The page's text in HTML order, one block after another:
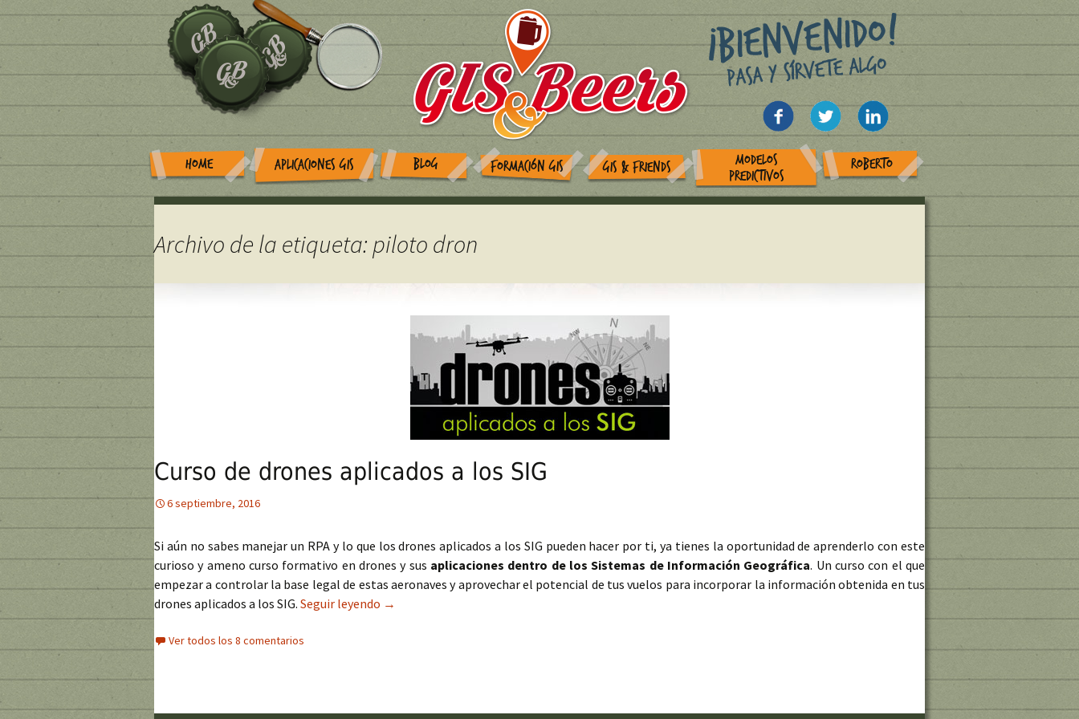
HOME APLICACIONES GIS BLOG FORMACIÓN GIS GIS & FRIENDS
MODELOS
PREDICTIVOS
ROBERTO
Archivo de la etiqueta: piloto dron
Curso de drones aplicados a los SIG
6 septiembre, 2016
Si aún no sabes manejar un RPA y lo que los drones aplicados a los SIG pueden hacer por ti, ya tienes la oportunidad de aprenderlo con este
curioso y ameno curso formativo en drones y sus aplicaciones dentro de los Sistemas de Información Geográfica. Un curso con el que
empezar a controlar la base legal de estas aeronaves y aprovechar el potencial de tus vuelos para incorporar la información obtenida en tus
drones aplicados a los SIG. Seguir leyendo Curso de drones aplicados a los SIG
→
Ver todos los 8 comentarios